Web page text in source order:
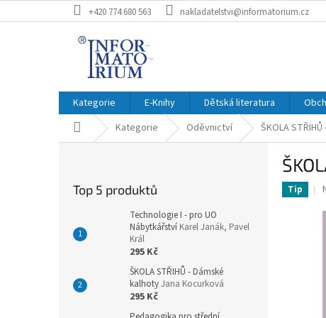
na
+420 774 680 563 nakladatelstvi@informatorium.cz
Kategorie E-Knihy Dětská literatura
Domů Kategorie Oděvnictví ŠKOLA
Top 5 produktů
Technologie I - pro UO
Nábytkářství Karel Janák, Pavel
Král
295 Kč
ŠKOLA STŘIHŮ - Dámské
kalhotyJana Kocurková
295 Kč
Tip